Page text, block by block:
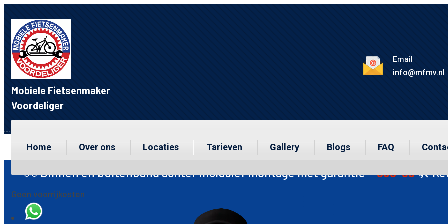
Mobiele Fietsenmaker
Voordeliger
Email
info@mfmv.nl
Home Over ons Locaties Tarieven Gallery Blogs FAQ
buitenband achter inclusief montage met garantie –€50-60🛠️ Ketting –€15🛠️
Geen voorrijkosten